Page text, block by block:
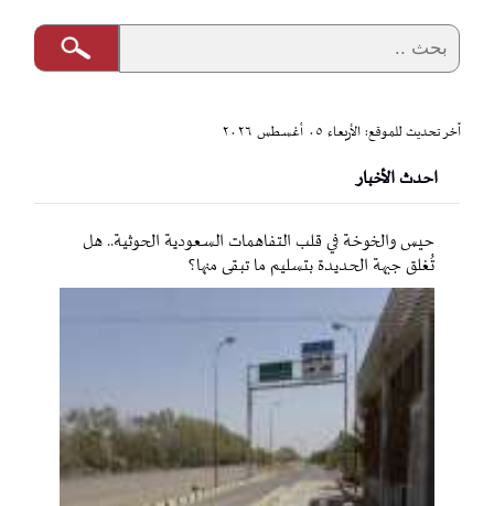
آخر تحديث للموقع: الأربعاء ٠٥ أغسطس ٢٠٢٦
احدث الأخبار
حيس والخوخة في قلب التفاهمات السعودية الحوثية.. هل
تُغلق جبهة الحديدة بتسليم ما تبقى منها؟